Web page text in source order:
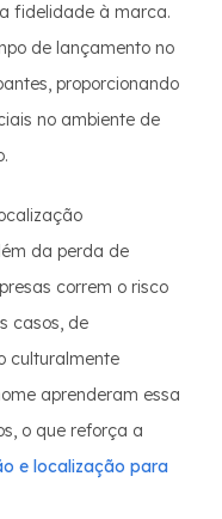
fidelidade à marca.
de lançamento no
proporcionando
no ambiente de
da perda de
correm o risco
casos, de
culturalmente
aprenderam essa
o que reforça a
e localização para